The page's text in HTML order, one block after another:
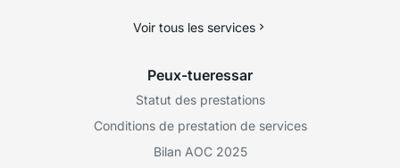
Voir tous les services
Peux-tueressar
Statut des prestations
Conditions de prestation de services
Bilan AOC 2025